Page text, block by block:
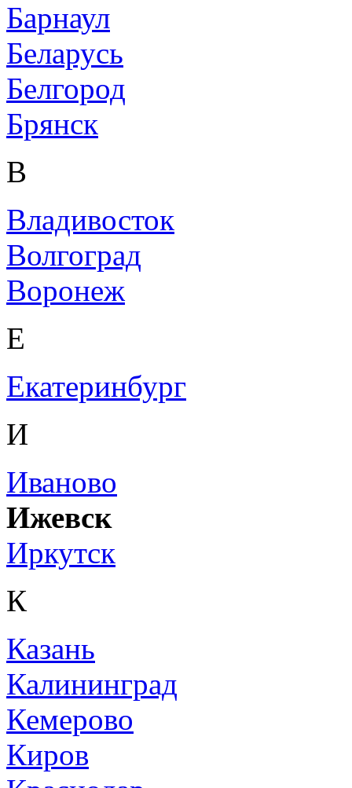
Барнаул
Беларусь
Белгород
Брянск
В
Владивосток
Волгоград
Воронеж
Е
Екатеринбург
И
Иваново
Ижевск
Иркутск
К
Казань
Калининград
Кемерово
Киров